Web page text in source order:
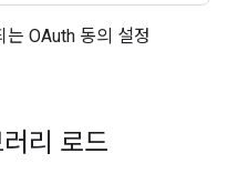
OAuth 동의 설정
리 로드